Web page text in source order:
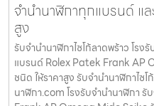
จำนำนาฬิกาทุกแบรนด์ แ
สูง
รับจำนำนาฬิกาไซโก้ลาดพร้าว โร
แบรนด์ Rolex Patek Frank AP
ชนิด ให้ราคาสูง รับจำนำนาฬิกาไซ
นาฬิกา.com โรงรับจำนำนาฬิกา